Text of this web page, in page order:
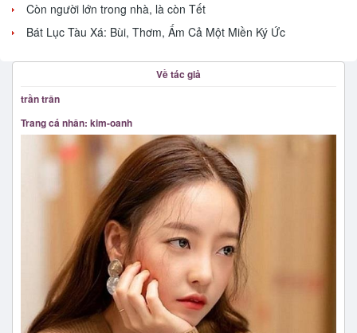
Còn người lớn trong nhà, là còn Tết
Bát Lục Tàu Xá: Bùi, Thơm, Ấm Cả Một Miền Ký Ức
Về tác giả
trần trân
Trang cá nhân: kim-oanh